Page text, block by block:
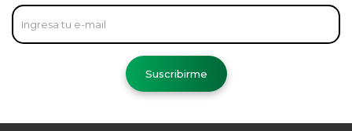
Suscribirme